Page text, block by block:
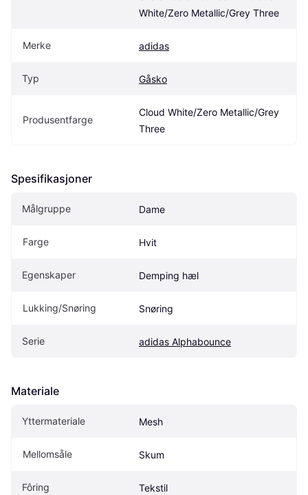
White/Zero Metallic/Grey Three
Merke adidas
Typ Gåsko
Produsentfarge
Cloud White/Zero Metallic/Grey
Three
Spesifikasjoner
Målgruppe Dame
Farge Hvit
Egenskaper Demping hæl
Lukking/Snøring Snøring
Serie adidas Alphabounce
Materiale
Yttermateriale Mesh
Mellomsåle Skum
Fôring Tekstil